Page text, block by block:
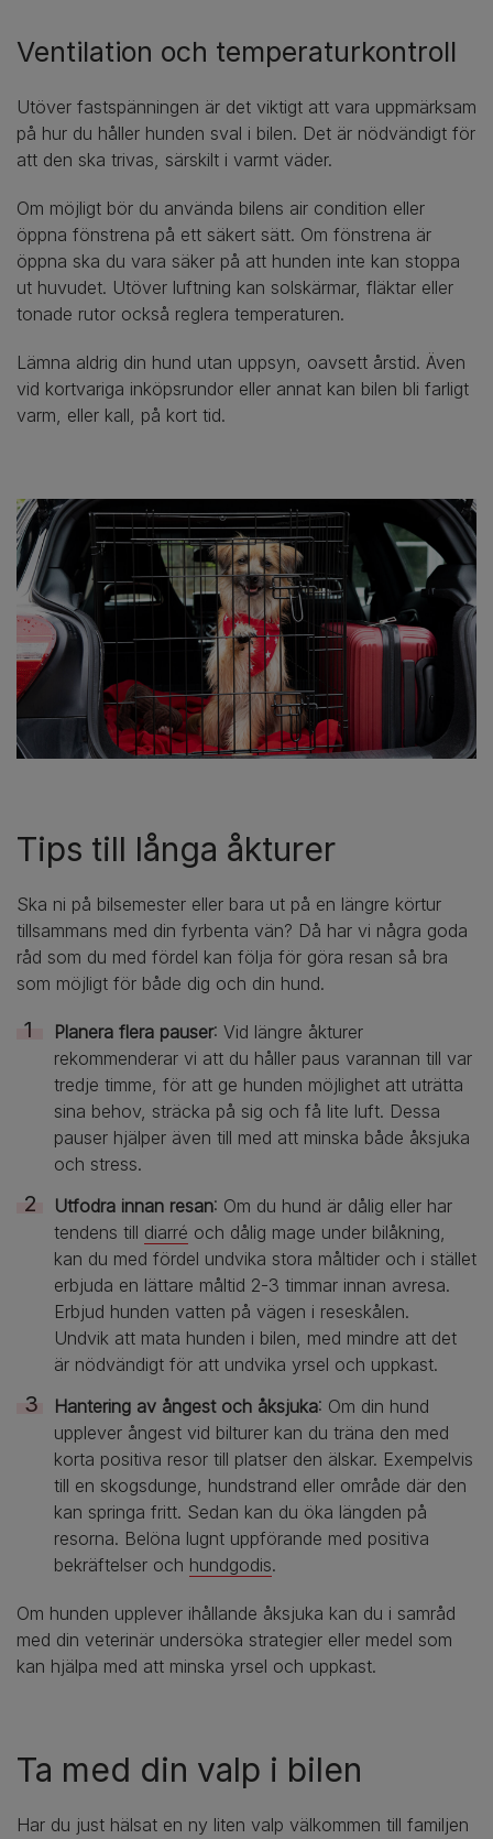
Ventilation och temperaturkontroll
Utöver fastspänningen är det viktigt att vara uppmärksam
på hur du håller hunden sval i bilen. Det är nödvändigt för
att den ska trivas, särskilt i varmt väder.
Om möjligt bör du använda bilens air condition eller
öppna fönstrena på ett säkert sätt. Om fönstrena är
öppna ska du vara säker på att hunden inte kan stoppa
ut huvudet. Utöver luftning kan solskärmar, fläktar eller
tonade rutor också reglera temperaturen.
Lämna aldrig din hund utan uppsyn, oavsett årstid. Även
vid kortvariga inköpsrundor eller annat kan bilen bli farligt
varm, eller kall, på kort tid.
Tips till långa åkturer
Ska ni på bilsemester eller bara ut på en längre körtur
tillsammans med din fyrbenta vän? Då har vi några goda
råd som du med fördel kan följa för göra resan så bra
som möjligt för både dig och din hund.
Planera flera pauser: Vid längre åkturer
rekommenderar vi att du håller paus varannan till var
tredje timme, för att ge hunden möjlighet att uträtta
sina behov, sträcka på sig och få lite luft. Dessa
pauser hjälper även till med att minska både åksjuka
och stress.
Utfodra innan resan: Om du hund är dålig eller har
tendens till diarré och dålig mage under bilåkning,
kan du med fördel undvika stora måltider och i stället
erbjuda en lättare måltid 2-3 timmar innan avresa.
Erbjud hunden vatten på vägen i reseskålen.
Undvik att mata hunden i bilen, med mindre att det
är nödvändigt för att undvika yrsel och uppkast.
Hantering av ångest och åksjuka: Om din hund
upplever ångest vid bilturer kan du träna den med
korta positiva resor till platser den älskar. Exempelvis
till en skogsdunge, hundstrand eller område där den
kan springa fritt. Sedan kan du öka längden på
resorna. Belöna lugnt uppförande med positiva
bekräftelser och hundgodis.
Om hunden upplever ihållande åksjuka kan du i samråd
med din veterinär undersöka strategier eller medel som
kan hjälpa med att minska yrsel och uppkast.
Ta med din valp i bilen
Har du just hälsat en ny liten valp välkommen till familjen